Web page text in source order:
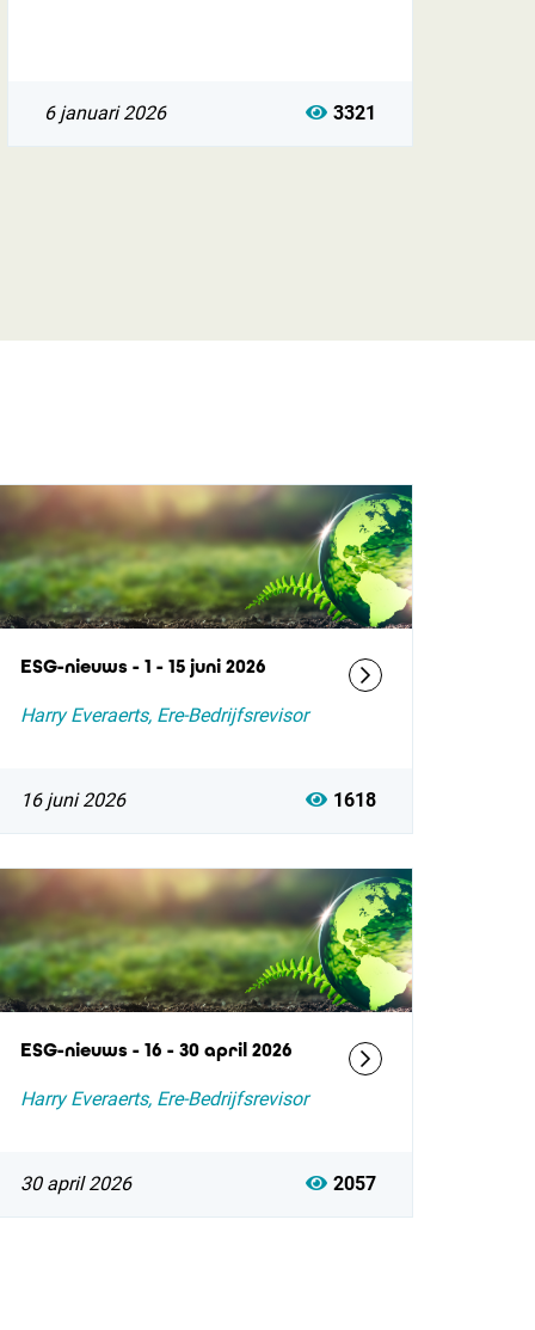
6 januari 2026 3321
ESG-nieuws - 1 - 15 juni 2026
Harry Everaerts, Ere-Bedrijfsrevisor
16 juni 2026 1618
ESG-nieuws - 16 - 30 april 2026
Harry Everaerts, Ere-Bedrijfsrevisor
30 april 2026 2057